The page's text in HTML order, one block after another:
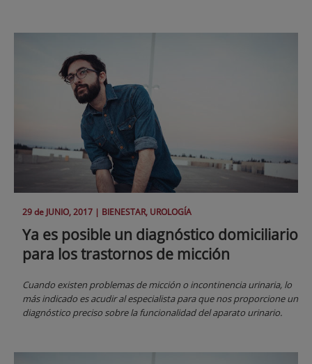
29 de JUNIO, 2017 | BIENESTAR, UROLOGÍA
Ya es posible un diagnóstico domiciliario
para los trastornos de micción
Cuando existen problemas de micción o incontinencia urinaria, lo
más indicado es acudir al especialista para que nos proporcione un
diagnóstico preciso sobre la funcionalidad del aparato urinario.